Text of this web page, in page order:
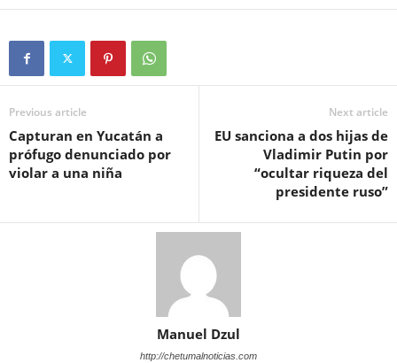
Previous article
Capturan en Yucatán a
prófugo denunciado por
violar a una niña
Next article
EU sanciona a dos hijas de
Vladimir Putin por
“ocultar riqueza del
presidente ruso”
Manuel Dzul
http://chetumalnoticias.com